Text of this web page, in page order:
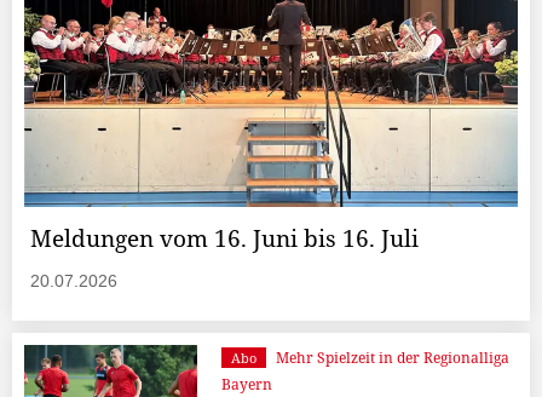
Meldungen vom 16. Juni bis 16. Juli
20.07.2026
Abo
Mehr Spielzeit in der Regionalliga
Bayern